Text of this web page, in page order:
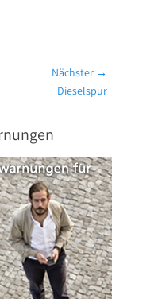
Nächster →
Dieselspur